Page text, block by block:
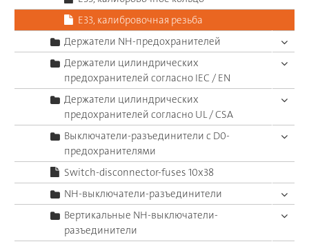
E33, калибровочная резьба
Держатели NH-предохранителей
Держатели цилиндрических
предохранителей согласно IEC / EN
Держатели цилиндрических
предохранителей согласно UL / CSA
Выключатели-разъединители с D0-
предохранителями
Switch-disconnector-fuses 10x38
NH-выключатели-разъединители
Вертикальные NH-выключатели-
разъединители